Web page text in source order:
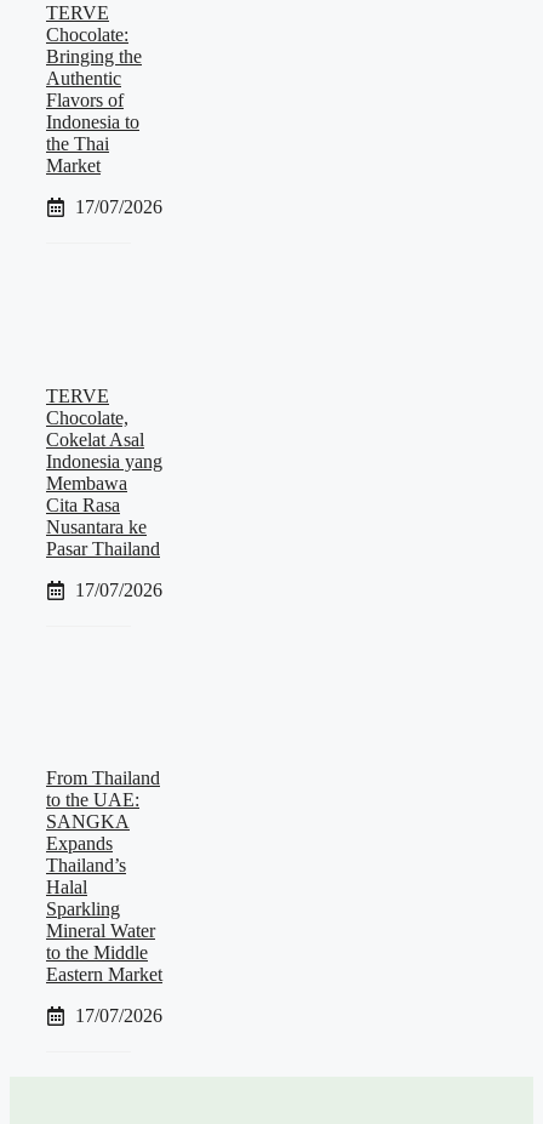
TERVE
Chocolate:
Bringing the
Authentic
Flavors of
Indonesia to
the Thai
Market
17/07/2026
TERVE
Chocolate,
Cokelat Asal
Indonesia yang
Membawa
Cita Rasa
Nusantara ke
Pasar Thailand
17/07/2026
From Thailand
to the UAE:
SANGKA
Expands
Thailand’s
Halal
Sparkling
Mineral Water
to the Middle
Eastern Market
17/07/2026